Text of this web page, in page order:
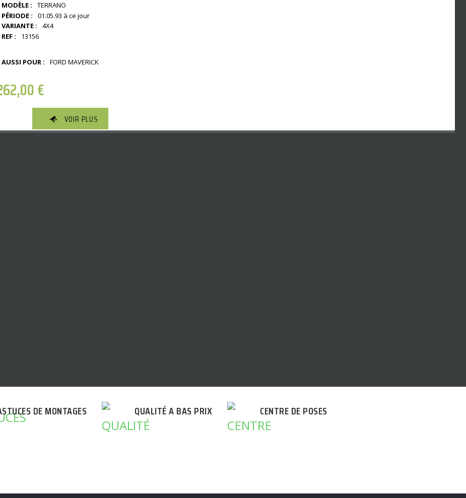
MODÈLE :
TERRANO
PÉRIODE :
01.05.93 à ce jour
VARIANTE :
4X4
REF :
13156
AUSSI POUR : FORD MAVERICK
€
VOIR PLUS
DE MONTAGES QUALITÉ A BAS PRIX CENTRE DE POSES